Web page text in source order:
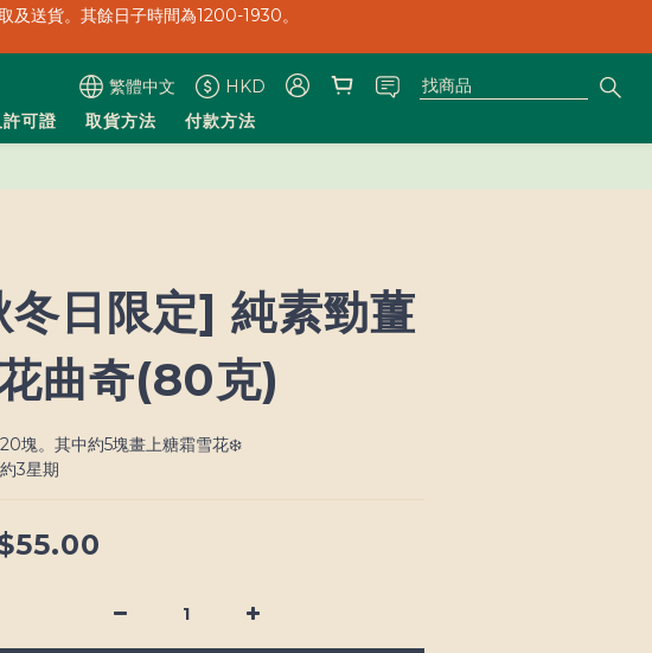
送貨。其餘日子時間為1200-1930。
及送貨。其餘日子時間為1200-1930。
繁體中文
HKD
可證 取貨方法 付款方法
冬日限定] 純素勁薑
曲奇(80克)
塊。其中約5塊畫上糖霜雪花❄️
3星期